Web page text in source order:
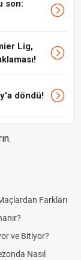
son:
Lig,
döndü!
Puan
Futbol
Deplasman